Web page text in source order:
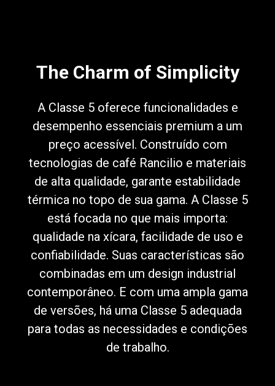
The Charm of Simplicity
A Classe 5 oferece funcionalidades e
desempenho essenciais premium a um
preço acessível. Construído com
tecnologias de café Rancilio e materiais
de alta qualidade, garante estabilidade
térmica no topo de sua gama. A Classe 5
está focada no que mais importa:
qualidade na xícara, facilidade de uso e
confiabilidade. Suas características são
combinadas em um design industrial
contemporâneo. E com uma ampla gama
de versões, há uma Classe 5 adequada
para todas as necessidades e condições
de trabalho.
Connect
Contacte-nos
Política de Privacidade